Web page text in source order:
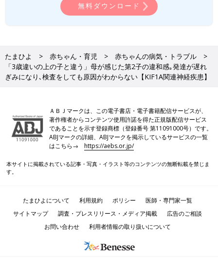
無料ダウンロード
たまひよ 赤ちゃん・育児
赤ちゃんの病気・トラブル
「3歳違いの上の子と違う」母が感じた第2子の違和感｡発達が遅れ
ぎみになり､検査をしても原因がわからない【KIF1A関連神経疾患】
ＡＢＪマークは、この電子書店・電子書籍配信サービスが、
著作権者からコンテンツ使用許諾を得た正規版配信サービス
であることを示す登録商標（登録番号 第11091000号）です。
ABJマークの詳細、ABJマークを掲示しているサービスの一覧
はこちら→https://aebs.or.jp/
本サイトに掲載されている記事・写真・イラスト等のコンテンツの無断転載を禁じま
す。
たまひよについて 利用規約 ポリシー
医師・専門家一覧
サイトマップ
調査・プレスリリース・メディア掲載
広告のご相談
お問い合わせ
利用者情報の取り扱いについて